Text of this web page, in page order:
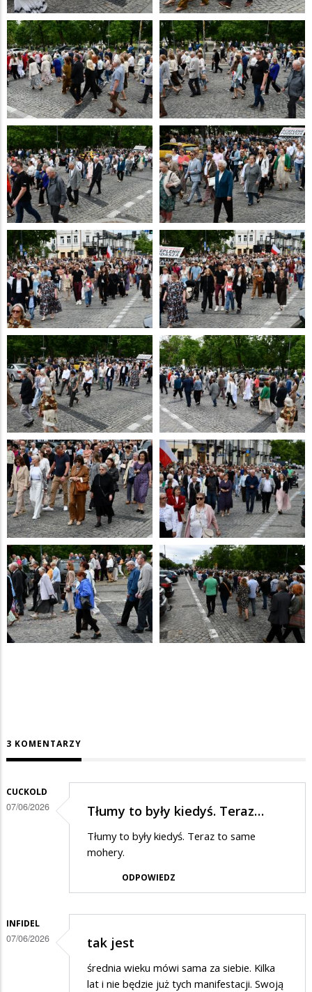
3 KOMENTARZY
CUCKOLD
07/06/2026 Tłumy to były kiedyś. Teraz…
Tłumy to były kiedyś. Teraz to same
mohery.
ODPOWIEDZ
INFIDEL
07/06/2026 tak jest
średnia wieku mówi sama za siebie. Kilka
lat i nie będzie już tych manifestacji. Swoją